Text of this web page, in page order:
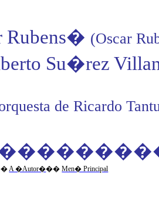
Rubens� (Oscar
Su�rez
de Ricardo
A �Autor���Men� Principal